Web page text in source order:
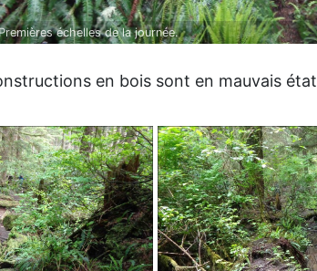
échelles de la journée.
en bois sont en mauvais état